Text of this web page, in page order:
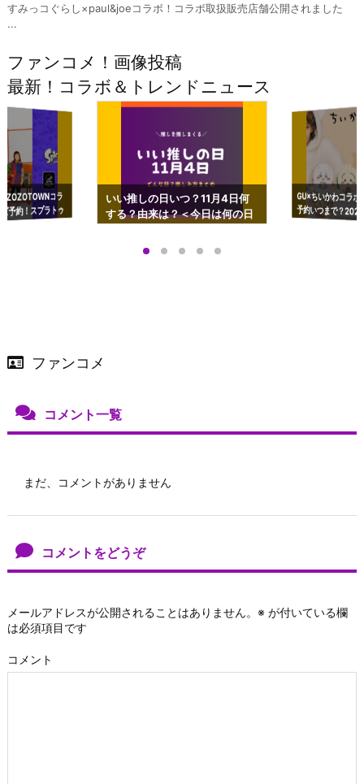
すみっコぐらし×paul&joeコラボ！コラボ取扱販売店舗公開されました
...
ファンコメ！画像投稿
最新！コラボ＆トレンドニュース
コラ
予約！スプラトゥ
ップも渋谷Hz
いい推しの日いつ？11月4日何
する？由来は？＜今日は何の日
GU×ちいかわコラ
予約いつまで？
ーチやショルダー
ファンコメ
コメント一覧
まだ、コメントがありません
コメントをどうぞ
メールアドレスが公開されることはありません。 ※ が付いている欄
は必須項目です
コメント